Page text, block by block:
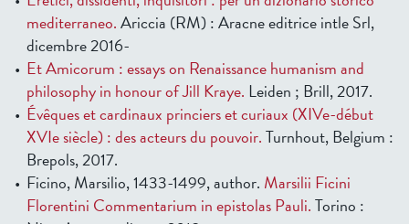
mediterraneo.Ariccia (RM) : Aracne editrice intle Srl,
dicembre 2016-
Et Amicorum : essays on Renaissance humanism and
philosophy in honour of Jill Kraye. Leiden ; Brill, 2017.
Évêques et cardinaux princiers et curiaux (XIVe-début
XVIe siècle) : des acteurs du pouvoir.Turnhout, Belgium :
Brepols, 2017.
Ficino, Marsilio, 1433-1499, author. Marsilii Ficini
Florentini Commentarium in epistolas Pauli.Torino :